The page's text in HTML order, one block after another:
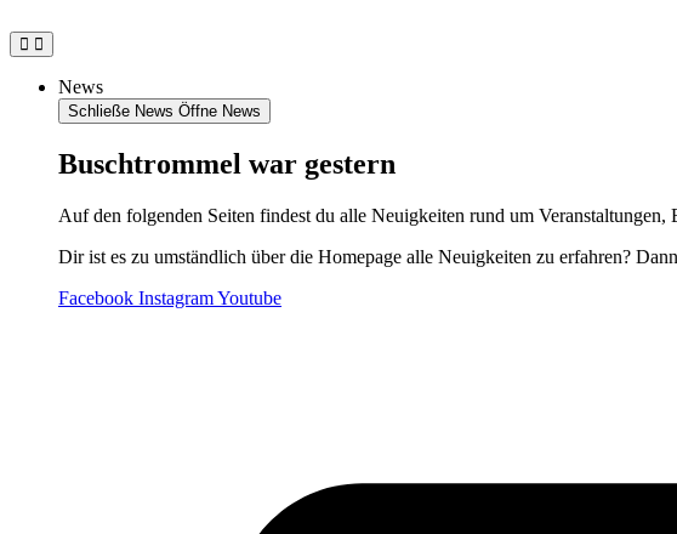
Inhalt
springen
News
Schließe News Öffne News
Buschtrommel war gestern
Auf den folgenden Seiten findest du alle Neuigkeiten rund um
Dir ist es zu umständlich über die Homepage alle Neuigkeiten zu erfahren?
Facebook InstagramYoutube